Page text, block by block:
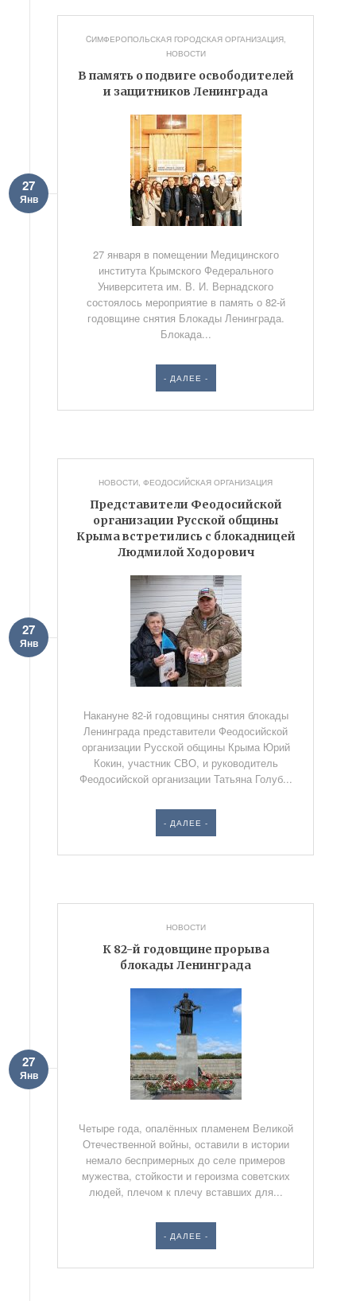
CИМФЕРОПОЛЬСКАЯ ГОРОДСКАЯ ОРГАНИЗАЦИЯ,
НОВОСТИ
В память о подвиге освободителей
и защитников Ленинграда
27
Янв
27 января в помещении Медицинского
института Крымского Федерального
Университета им. В. И. Вернадского
состоялось мероприятие в память о 82-й
годовщине снятия Блокады Ленинграда.
Блокада...
- ДАЛЕЕ -
НОВОСТИ,ФЕОДОСИЙСКАЯ ОРГАНИЗАЦИЯ
Представители Феодосийской
организации Русской общины
Крыма встретились с блокадницей
Людмилой Ходорович
27
Янв
Накануне 82-й годовщины снятия блокады
Ленинграда представители Феодосийской
организации Русской общины Крыма Юрий
Кокин, участник СВО, и руководитель
Феодосийской организации Татьяна Голуб...
- ДАЛЕЕ -
НОВОСТИ
К 82-й годовщине прорыва
блокады Ленинграда
27
Янв
Четыре года, опалённых пламенем Великой
Отечественной войны, оставили в истории
немало беспримерных до селе примеров
мужества, стойкости и героизма советских
людей, плечом к плечу вставших для...
- ДАЛЕЕ -